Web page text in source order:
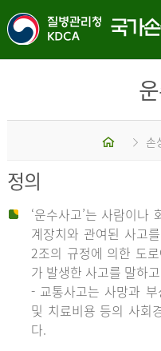
홈 손
정의
‘운수사고’는 사람이나
계장치와 관여된 사고
2조의 규정에 의한 도
가 발생한 사고를 말하
- 교통사고는 사망과
및 치료비용 등의 사회
다.